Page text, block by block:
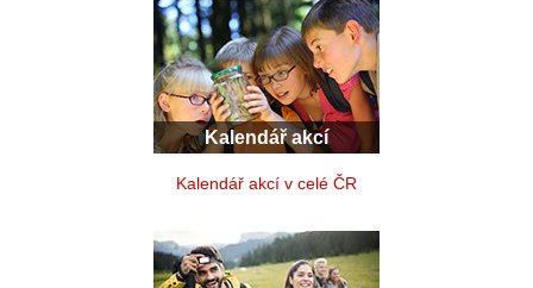
Kalendář akcí
Kalendář akcí v celé ČR